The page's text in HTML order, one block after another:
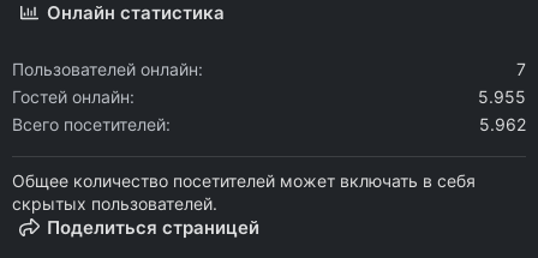
Онлайн статистика
Пользователей онлайн
7
Гостей онлайн
5.955
Всего посетителей
5.962
Общее количество посетителей может включать в себя
скрытых пользователей.
Поделиться страницей